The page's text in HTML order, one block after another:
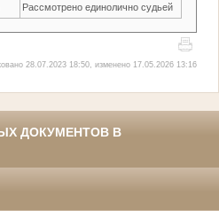
Рассмотрено единолично судьей
28.07.2023 18:50, изменено 17.05.2026 13:16
ДОКУМЕНТОВ В